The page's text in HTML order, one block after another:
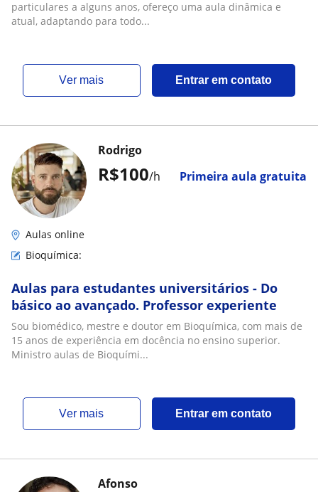
particulares a alguns anos, ofereço uma aula dinâmica e
atual, adaptando para todo...
ver mais Entrar em contato
R$100/h Primeira aula gratuita
Rodrigo
Aulas online
Bioquímica:
Aulas para estudantes universitários - Do
básico ao avançado. Professor experiente
Sou biomédico, mestre e doutor em Bioquímica, com mais de
15 anos de experiência em docência no ensino superior.
Ministro aulas de Bioquími...
ver mais Entrar em contato
Afonso